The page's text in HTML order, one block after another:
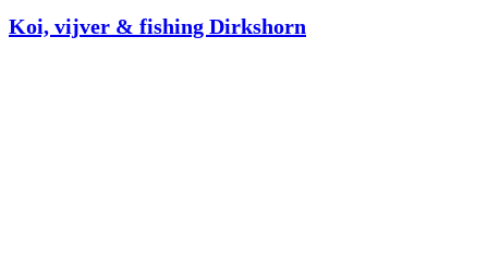
Koi, vijver & fishing Dirkshorn